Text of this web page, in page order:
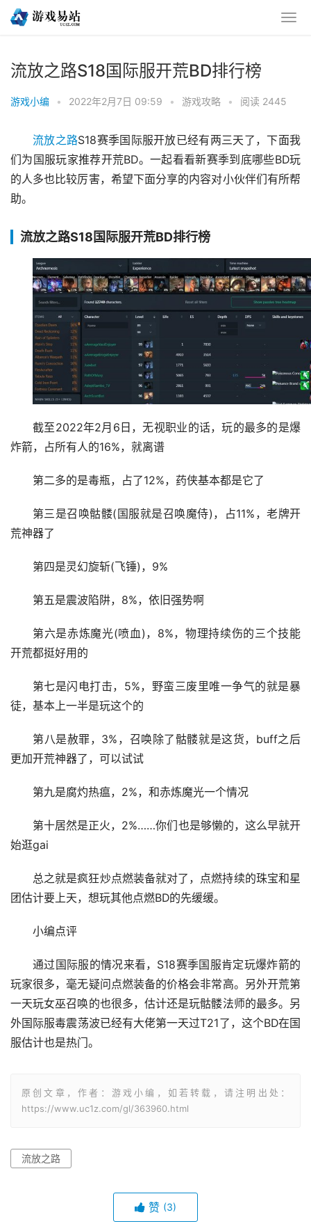
流放之路S18国际服开荒BD排行榜
游戏小编 • 2022年2月7日 09:59 • 游戏攻略 • 阅读 2445
流放之路S18赛季国际服开放已经有两三天了，下面我
们为国服玩家推荐开荒BD。一起看看新赛季到底哪些BD玩
的人多也比较厉害，希望下面分享的内容对小伙伴们有所帮
助。
流放之路S18国际服开荒BD排行榜
截至2022年2月6日，无视职业的话，玩的最多的是爆
炸箭，占所有人的16%，就离谱
第二多的是毒瓶，占了12%，药侠基本都是它了
第三是召唤骷髅(国服就是召唤魔侍)，占11%，老牌开
荒神器了
第四是灵幻旋斩(飞锤)，9%
第五是震波陷阱，8%，依旧强势啊
第六是赤炼魔光(喷血)，8%，物理持续伤的三个技能
开荒都挺好用的
第七是闪电打击，5%，野蛮三废里唯一争气的就是暴
徒，基本上一半是玩这个的
第八是赦罪，3%，召唤除了骷髅就是这货，buff之后
更加开荒神器了，可以试试
第九是腐灼热瘟，2%，和赤炼魔光一个情况
第十居然是正火，2%……你们也是够懒的，这么早就开
始逛gai
总之就是疯狂炒点燃装备就对了，点燃持续的珠宝和星
团估计要上天，想玩其他点燃BD的先缓缓。
小编点评
通过国际服的情况来看，S18赛季国服肯定玩爆炸箭的
玩家很多，毫无疑问点燃装备的价格会非常高。另外开荒第
一天玩女巫召唤的也很多，估计还是玩骷髅法师的最多。另
外国际服毒震荡波已经有大佬第一天过T21了，这个BD在国
服估计也是热门。
原创文章，作者：游戏小编，如若转载，请注明出处：
https://www.uc1z.com/gl/363960.html
流放之路
赞 (3)